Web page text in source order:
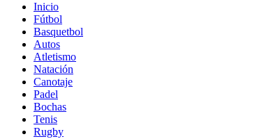
Inicio
Fútbol
Basquetbol
Autos
Atletismo
Natación
Canotaje
Padel
Bochas
Tenis
Rugby